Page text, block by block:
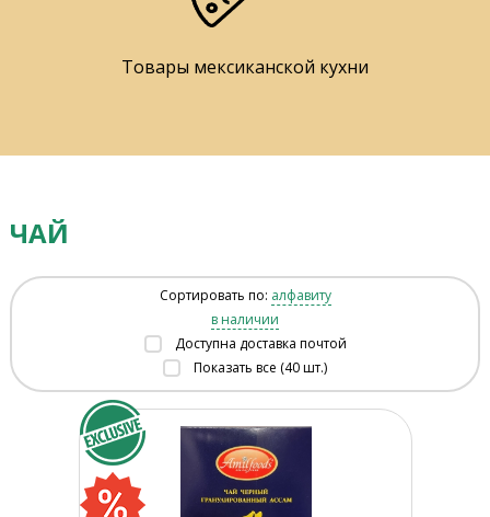
Товары мексиканской кухни
ЧАЙ
Сортировать по: алфавиту
в наличии
Доступна доставка почтой
Показать все (40 шт.)